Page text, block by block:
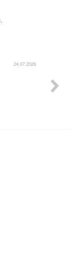
18.07.2026
à